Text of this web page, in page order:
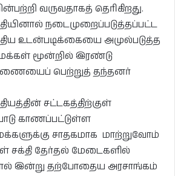
வருவதாகத் தெரிகிறது.
நடைமுறைப்படுத்தப்பட்ட
உடன்படிக்கையை அமுல்படுத்த
மூன்றில் இரண்டு
பெற்றுத் தந்தனர்
சட்டகத்திற்குள்
காணப்பட்டுள்ள
சாதகமாக மாற்றுவோம்
சக்தி தேர்தல் மேடைகளில்
இன்று தற்போதைய அரசாங்கம்